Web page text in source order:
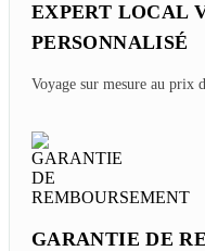
Destinations Choisir ?
Friday, 07/31/2026